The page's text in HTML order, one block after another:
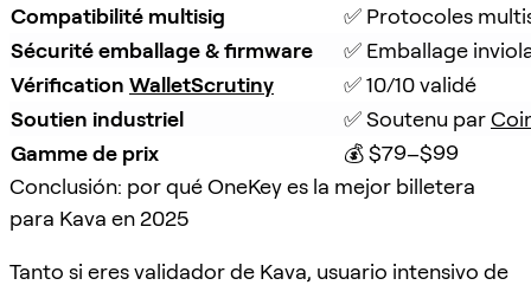
Compatibilité multisig
✅ Protocoles
Sécurité emballage & firmware
✅ Emballage
Vérification WalletScrutiny
✅ 10/10 validé
Soutien industriel
✅ Soutenu par
Gamme de prix
💰 $79–$99
Conclusión: por qué OneKey es la mejor billetera
para Kava en 2025
Tanto si eres validador de Kava, usuario intensivo de